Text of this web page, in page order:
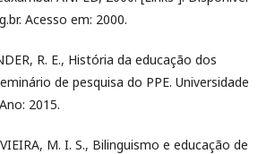
Acesso em: 2000.
R. E., História da educação dos
de pesquisa do PPE. Universidade
2015.
VIEIRA, M. I. S., Bilinguismo e educação de